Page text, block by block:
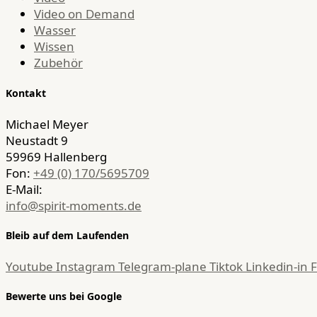
Video on Demand
Wasser
Wissen
Zubehör
Kontakt
Michael Meyer
Neustadt 9
59969 Hallenberg
Fon: +49 (0) 170/5695709
E-Mail:
info@spirit-moments.de
Bleib auf dem Laufenden
Youtube Instagram Telegram-plane Tiktok Linkedin-in
Bewerte uns bei Google